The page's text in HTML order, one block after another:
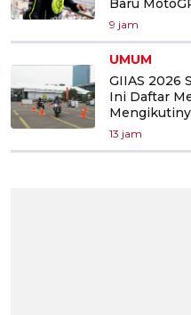
Baru
9 jam
UMUM
GIIAS 2026
Ini Daftar
13 jam